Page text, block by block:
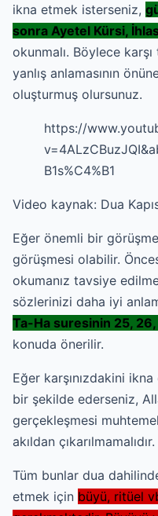
ikna etmek isterseniz,
sonra Ayetel Kürsi,
okunmalı. Böylece
yanlış anlamasının
oluşturmuş olursunuz.
https://
B1s%C4%B1
Video kaynak: Dua
Eğer önemli bir
görüşmesi olabilir.
okumanız tavsiye
sözlerinizi daha iyi
Ta-Ha suresinin 25,
konuda önerilir.
Eğer karşınızdakini
bir şekilde ederseniz,
gerçekleşmesi
akıldan çıkarılmamalıdır.
Tüm bunlar dua
etmek için büyü, ritüel